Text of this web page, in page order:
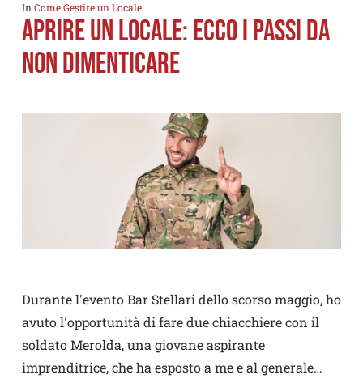
In Come Gestire un Locale
APRIRE UN LOCALE: ECCO I PASSI DA
NON DIMENTICARE
Durante l'evento Bar Stellari dello scorso maggio, ho
avuto l'opportunità di fare due chiacchiere con il
soldato Merolda, una giovane aspirante
imprenditrice, che ha esposto a me e al generale…